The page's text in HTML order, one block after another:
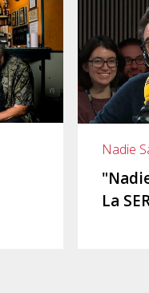
Nadie
La